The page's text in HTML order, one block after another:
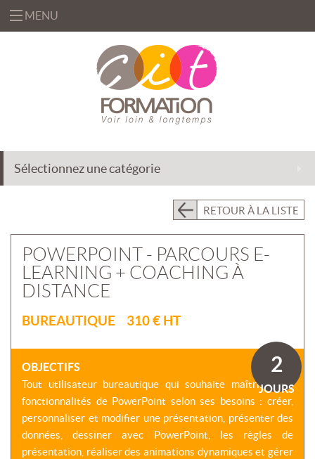
MENU
INFORMATIQUE
MANAGEMENT
&
FORMATION
DÉLÉGATION
FORMATEURS
CPF
ENTREPRISES
CENTRE
PRÉSENTIEL
INTRA
PRÉSENTIEL
INTER
CLASSES
VIRTUELLES
COACHING
LEARNING
BLENDED
MULTI-
SOMMES-
PRÉSENTATION
DÉMARCHE
NOS
ÉQUIPES
Sélectionnez une catégorie
RETOUR À LA LISTE
POWERPOINT - PARCOURS E-
LEARNING + COACHING À
DISTANCE
BUREAUTIQUE 310 € HT
OBJECTIFS
Tout utilisateur bureautique qui souhaite maîtriser les
fonctionnalités de PowerPoint selon ses besoins : créer,
personnaliser et modifier une présentation, présenter des
données, dessiner avec PowerPoint, les règles de
présentation, réaliser des animations dynamiques et gérer
2
JOURS